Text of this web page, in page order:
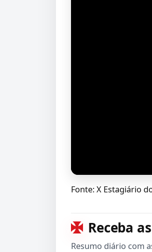
Fonte: X Estagiário
Receba
Resumo diário com